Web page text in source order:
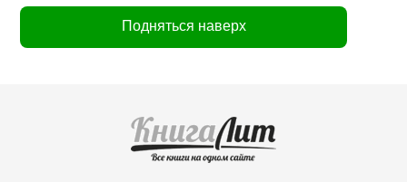
Подняться наверх